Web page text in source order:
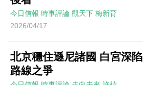
今日信報 時事評論 觀天下 梅新育
2026/04/17
北京穩住遜尼諸國 白宮深陷
路線之爭